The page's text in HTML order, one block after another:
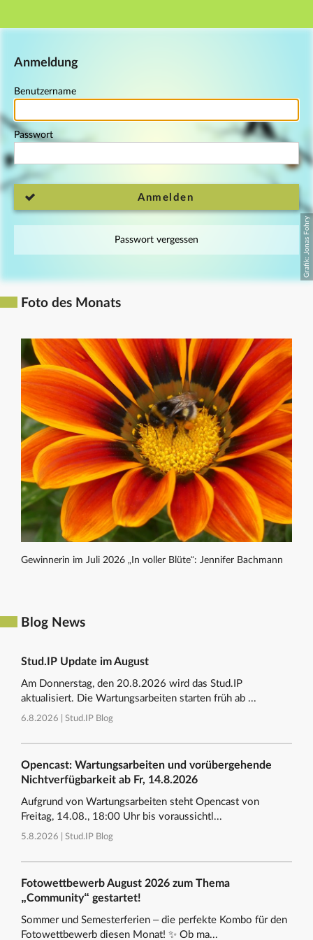
Hauptnavigation
Anmeldung
Benutzername
Passwort
Anmelden
Passwort vergessen
Foto des Monats
Gewinnerin im Juli 2026 „In voller Blüte“: Jennifer Bachmann
Blog News
Stud.IP Update im August
Am Donnerstag, den 20.8.2026 wird das Stud.IP
aktualisiert. Die Wartungsarbeiten starten früh ab ...
6.8.2026 | Stud.IP Blog
Opencast: Wartungsarbeiten und vorübergehende
Nichtverfügbarkeit ab Fr, 14.8.2026
Aufgrund von Wartungsarbeiten steht Opencast von
Freitag, 14.08., 18:00 Uhr bis voraussichtl...
5.8.2026 | Stud.IP Blog
Fotowettbewerb August 2026 zum Thema
„Community“ gestartet!
Sommer und Semesterferien – die perfekte Kombo für den
Fotowettbewerb diesen Monat! ✨ Ob ma...